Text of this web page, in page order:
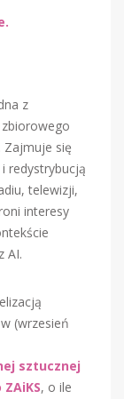
z
Zajmuje się
redystrybucją
telewizji,
interesy
AI.
(wrzesień
sztucznej
, o ile